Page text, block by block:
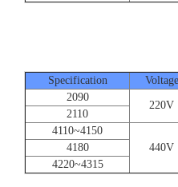
Unit
Specification
Voltage
2090
220V
2110
4110~4150
440V
4180
4220~4315